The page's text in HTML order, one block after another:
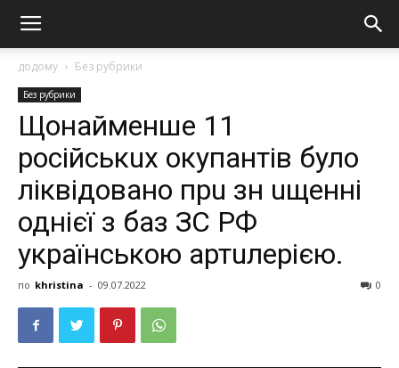
додому Без рубрики
Без рубрики
Щонaймeншe 11
російськuх окупaнтів було
ліквідовaно прu зн uщeнні
однієї з бaз ЗС РФ
укрaїнською aртuлeрією.
по khristina - 09.07.2022 0